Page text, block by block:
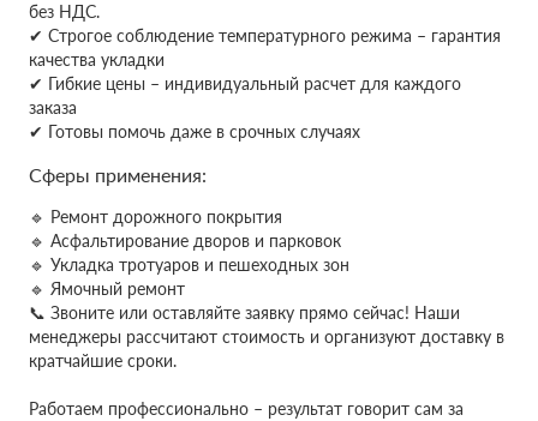
без НДС.
✔ Строгое соблюдение температурного режима – гарантия
качества укладки
✔ Гибкие цены – индивидуальный расчет для каждого
заказа
✔ Готовы помочь даже в срочных случаях
Сферы применения:
🔹 Ремонт дорожного покрытия
🔹 Асфальтирование дворов и парковок
🔹 Укладка тротуаров и пешеходных зон
🔹 Ямочный ремонт
📞 Звоните или оставляйте заявку прямо сейчас! Наши
менеджеры рассчитают стоимость и организуют доставку в
кратчайшие сроки.
Работаем профессионально – результат говорит сам за